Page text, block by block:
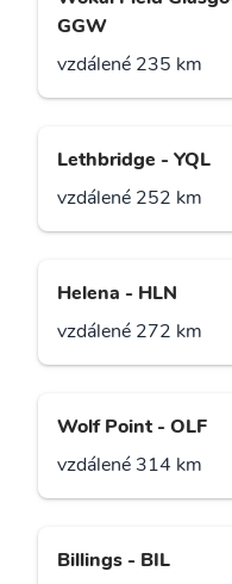
GGW
vzdálené 235 km
Lethbridge - YQL
vzdálené 252 km
Helena - HLN
vzdálené 272 km
Wolf Point - OLF
vzdálené 314 km
Billings - BIL